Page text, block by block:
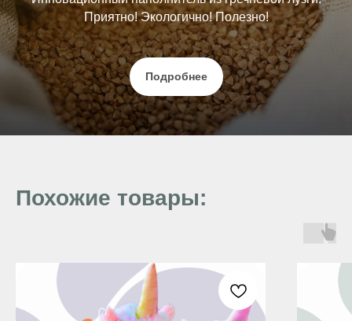
Приятно! Экологично! Полезно!
Подробнее
Похожие товары: